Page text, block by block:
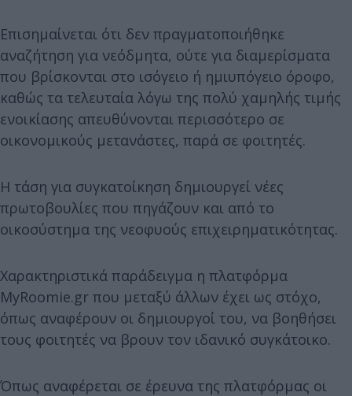
Επισημαίνεται ότι δεν πραγματοποιήθηκε
αναζήτηση για νεόδμητα, ούτε για διαμερίσματα
που βρίσκονται στο ισόγειο ή ημιυπόγειο όροφο,
καθώς τα τελευταία λόγω της πολύ χαμηλής τιμής
ενοικίασης απευθύνονται περισσότερο σε
οικονομικούς μετανάστες, παρά σε φοιτητές.
Η τάση για συγκατοίκηση δημιουργεί νέες
πρωτοβουλίες που πηγάζουν και από το
οικοσύστημα της νεοφυούς επιχειρηματικότητας.
Χαρακτηριστικά παράδειγμα η πλατφόρμα
MyRoomie.gr που μεταξύ άλλων έχει ως στόχο,
όπως αναφέρουν οι δημιουργοί του, να βοηθήσει
τους φοιτητές να βρουν τον ιδανικό συγκάτοικο.
Όπως αναφέρεται σε έρευνα της πλατφόρμας οι